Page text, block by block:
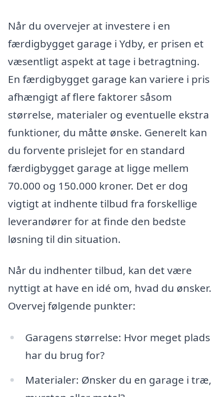
Når du overvejer at investere i en
færdigbygget garage i Ydby, er prisen et
væsentligt aspekt at tage i betragtning.
En færdigbygget garage kan variere i pris
afhængigt af flere faktorer såsom
størrelse, materialer og eventuelle ekstra
funktioner, du måtte ønske. Generelt kan
du forvente prislejet for en standard
færdigbygget garage at ligge mellem
70.000 og 150.000 kroner. Det er dog
vigtigt at indhente tilbud fra forskellige
leverandører for at finde den bedste
løsning til din situation.
Når du indhenter tilbud, kan det være
nyttigt at have en idé om, hvad du ønsker.
Overvej følgende punkter:
Garagens størrelse: Hvor meget plads
har du brug for?
Materialer: Ønsker du en garage i træ,